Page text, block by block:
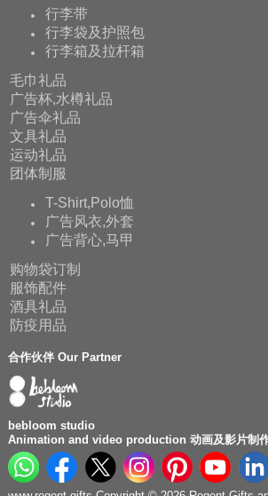
行李带
行李袋及护照包
行李箱及拉杆箱
毛巾礼品
广告杯,水樽礼品
广告伞礼品
文具礼品
运动礼品
团体制服
T-Shirt,Polo恤
广告风衣,外套
广告背心,马甲
购物袋订制
服饰配件
酒具礼品
防疫用品
合作伙伴 Our Partner
bebloom studio
Animation and video production 动画及影片制